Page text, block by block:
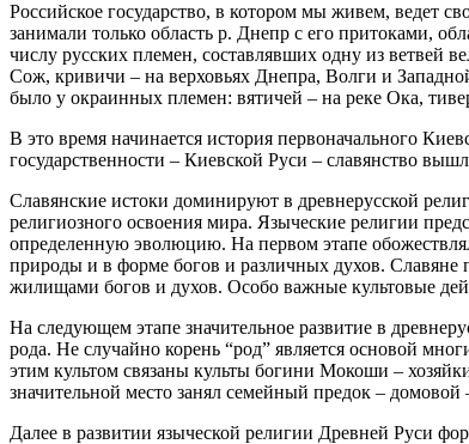
Российское государство, в котором мы живем, ведет
занимали только область р. Днепр с его притоками,
числу русских племен, составлявших одну из ветвей
Сож, кривичи – на верховьях Днепра, Волги и
было у окраинных племен: вятичей – на реке Ока,
В это время начинается история первоначального
государственности – Киевской Руси – славянство
Славянские истоки доминируют в древнерусской
религиозного освоения мира. Языческие религии
определенную эволюцию. На первом этапе
природы и в форме богов и различных духов. Славяне
жилищами богов и духов. Особо важные культовые
На следующем этапе значительное развитие в
рода. Не случайно корень “род” является основой
этим культом связаны культы богини Мокоши –
значительной место занял семейный предок –
Далее в развитии языческой религии Древней Руси